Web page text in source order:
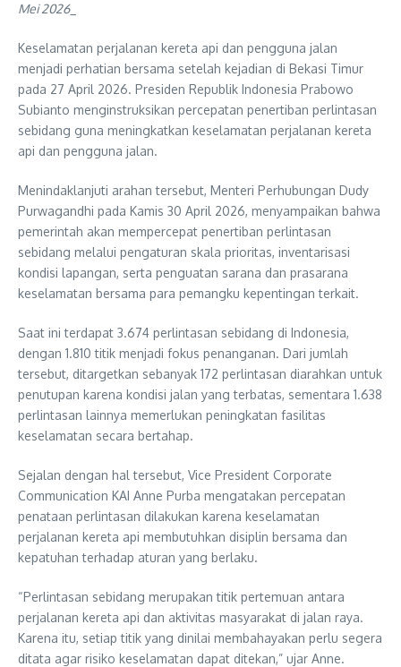
Mei 2026_
Keselamatan perjalanan kereta api dan pengguna jalan
menjadi perhatian bersama setelah kejadian di Bekasi Timur
pada 27 April 2026. Presiden Republik Indonesia Prabowo
Subianto menginstruksikan percepatan penertiban perlintasan
sebidang guna meningkatkan keselamatan perjalanan kereta
api dan pengguna jalan.
Menindaklanjuti arahan tersebut, Menteri Perhubungan Dudy
Purwagandhi pada Kamis 30 April 2026, menyampaikan bahwa
pemerintah akan mempercepat penertiban perlintasan
sebidang melalui pengaturan skala prioritas, inventarisasi
kondisi lapangan, serta penguatan sarana dan prasarana
keselamatan bersama para pemangku kepentingan terkait.
Saat ini terdapat 3.674 perlintasan sebidang di Indonesia,
dengan 1.810 titik menjadi fokus penanganan. Dari jumlah
tersebut, ditargetkan sebanyak 172 perlintasan diarahkan untuk
penutupan karena kondisi jalan yang terbatas, sementara 1.638
perlintasan lainnya memerlukan peningkatan fasilitas
keselamatan secara bertahap.
Sejalan dengan hal tersebut, Vice President Corporate
Communication KAI Anne Purba mengatakan percepatan
penataan perlintasan dilakukan karena keselamatan
perjalanan kereta api membutuhkan disiplin bersama dan
kepatuhan terhadap aturan yang berlaku.
“Perlintasan sebidang merupakan titik pertemuan antara
perjalanan kereta api dan aktivitas masyarakat di jalan raya.
Karena itu, setiap titik yang dinilai membahayakan perlu segera
ditata agar risiko keselamatan dapat ditekan,” ujar Anne.